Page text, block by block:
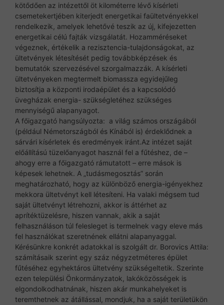
kötődően az intézettől öt kilométerre lévő kísérleti
csemetekertjében kiterjedt energetikai faültetvényekkel
rendelkezik, amelyek lehetővé teszik az új, kifejezetten
energetikai célú fajták vizsgálatát. Hozamméréseket
végeznek, értékelik a rezisztencia-tulajdonságokat, az
ültetvények létesítését pedig továbbképzések és
bemutatók szervezésével szorgalmazzák. A kísérleti
ültetvényeken megtermelt biomassza egyidejűleg
biztosítja a központi irodaépület és a kapcsolódó
üvegházak energia- szükségletéhez szükséges
mennyiségű alapanyagot.
A főigazgató hangsúlyozta: a világ számos országából
(például Németországból és Kínából is) érdeklődnek a
sárvári kísérletek és eredmények iránt.Az intézet saját
előállítású tüzelőanyagot használ fel a fűtéshez, de –
ahogy erre a főigazgató rámutatott – erre mások is
képesek lehetnek. A „tudásmegosztás” során
meghatározható, hogy az különböző energia-igényekhez
mekkora ültetvényt kell létesíteni. Ha valaki mégsem tud
saját ültetvényt létrehozni, akkor is áttérhet az
aprítéktüzelésre, hiszen vannak, akik a saját
felhasználáson túl felesleget is termelnek vagy eleve más
fel használókat szeretnének ellátni alapanyaggal.
Kérésünkre konkrét adatokkal is szolgált dr. Borovics Attila:
számításaik szerint egy száz négyzetméteres épület
fűtéséhez egyhektáros ültetvény szükségeltetik. Szerinte
ezen települési Önkormányzatok, lakóközösségek is
elgondolkodhatnának, hiszen akár munkahelyeket is
teremthetnek az átállással, mondjuk, ha a saját területükön